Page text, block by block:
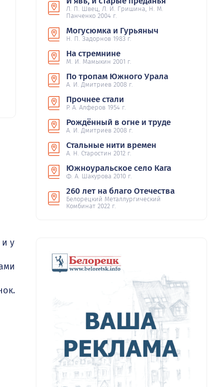
у
Л. П. Швец, Л. И. Гришина, Н. М.
Панченко 2004 г.
Могусюмка и Гурьяныч
Н. П. Задорнов 1983 г.
На стремнине
М. И. Мамыкин 2001 г.
По тропам Южного Урала
А. И. Дмитриев 2008 г.
Прочнее стали
Р. А. Алферов 1954 г.
Рождённый в огне и труде
А. И. Дмитриев 2008 г.
Стальные нити времен
А. Н. Старостин 2012 г.
Южноуральское село Кага
Ф. А. Шакурова 2010 г.
260 лет на благо Отечества
Белорецкий Металлургический
Комбинат 2022 г.